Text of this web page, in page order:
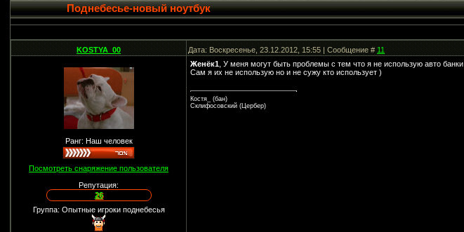
Поднебесье-новый ноутбук
KOSTYA_00 Дата: Воскресенье, 23.12.2012, 15:55 | Сообщение #11
Ранг: Наш человек
Посмотреть снаряжение пользователя
Репутация:
26
Группа: Опытные игроки поднебесья
Женёк1 , У меня могут быть проблемы с тем что я не использую авто банки
Сам я их не использую но и не сужу кто использует )
Костя_ (бан)
Склифосовский (Цербер)